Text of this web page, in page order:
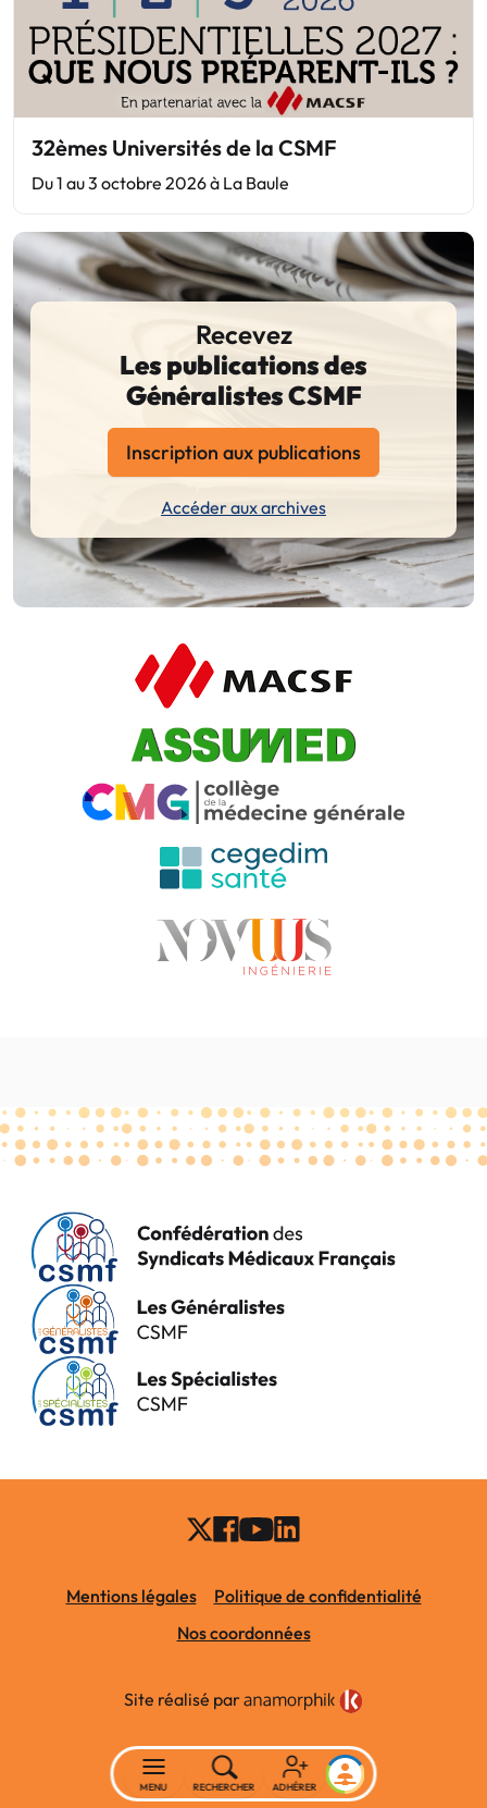
32èmes Universités de la CSMF
Du 1 au 3 octobre 2026 à La Baule
Recevez
Les publications des
Généralistes CSMF
Inscription aux publications
Accéder aux archives
Mentions légales
Politique de confidentialité
Nos coordonnées
Site réalisé par
MENU RECHERCHER ADHÉRER